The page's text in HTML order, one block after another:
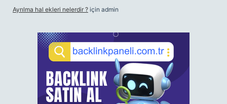
Ayrılma hal ekleri nelerdir ? için admin